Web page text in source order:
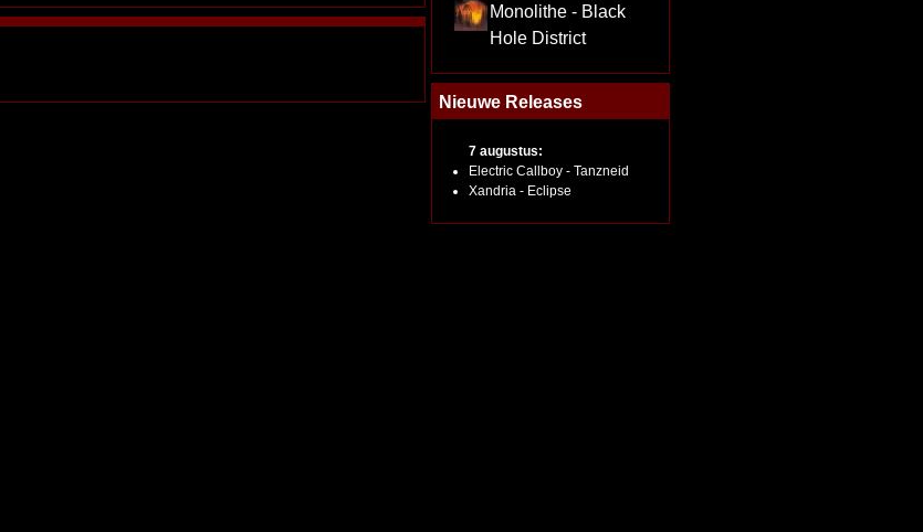
Monolithe - Black
Hole District
Nieuwe Releases
7 augustus:
Electric Callboy - Tanzneid
Xandria - Eclipse